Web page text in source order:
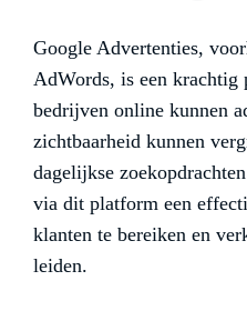
Google Advertenties,
AdWords, is een krachtig
bedrijven online kunnen
zichtbaarheid kunnen
dagelijkse
via dit platform een
klanten te bereiken en
leiden.